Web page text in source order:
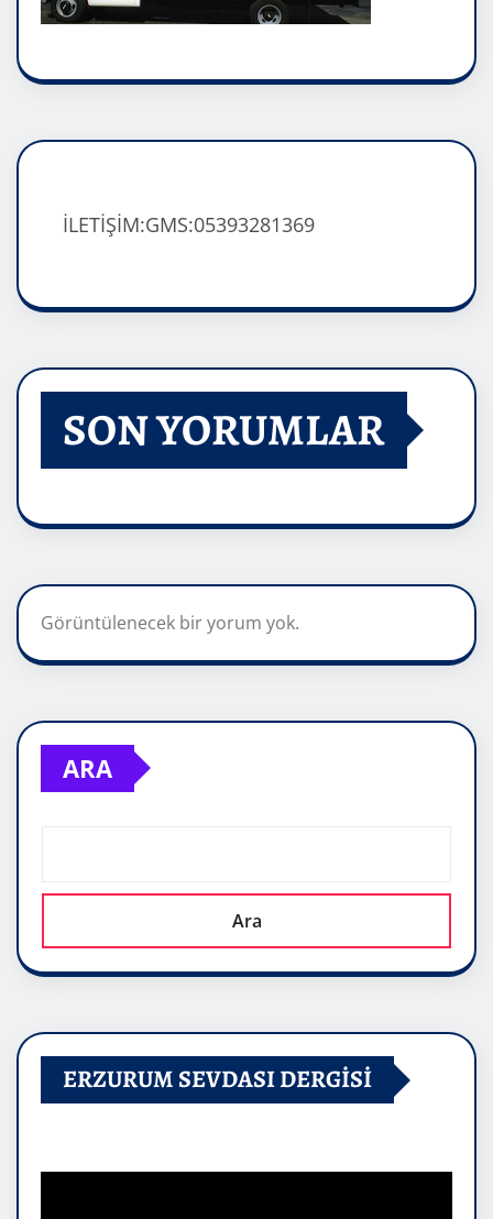
İLETİŞİM:GMS:05393281369
SON YORUMLAR
Görüntülenecek bir yorum yok.
ARA
Ara
ERZURUM SEVDASI DERGİSİ